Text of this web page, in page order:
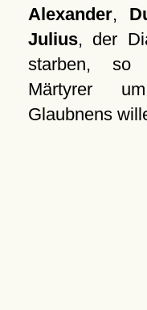
Alexander,
Julius, der
starben, so
Märtyrer
Glaubnens